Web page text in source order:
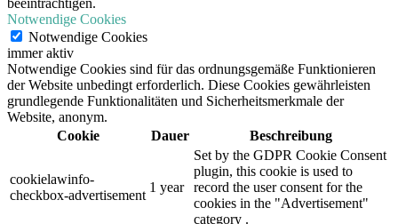
Notwendige Cookies
Notwendige Cookies
immer aktiv
Notwendige Cookies sind für das ordnungsgemäße Funktionieren
der Website unbedingt erforderlich. Diese Cookies gewährleisten
grundlegende Funktionalitäten und Sicherheitsmerkmale der
Website, anonym.
Cookie
Dauer Beschreibung
cookielawinfo-
checkbox-advertisement
1 year
Set by the GDPR Cookie Consent
plugin, this cookie is used to
record the user consent for the
cookies in the "Advertisement"
category .